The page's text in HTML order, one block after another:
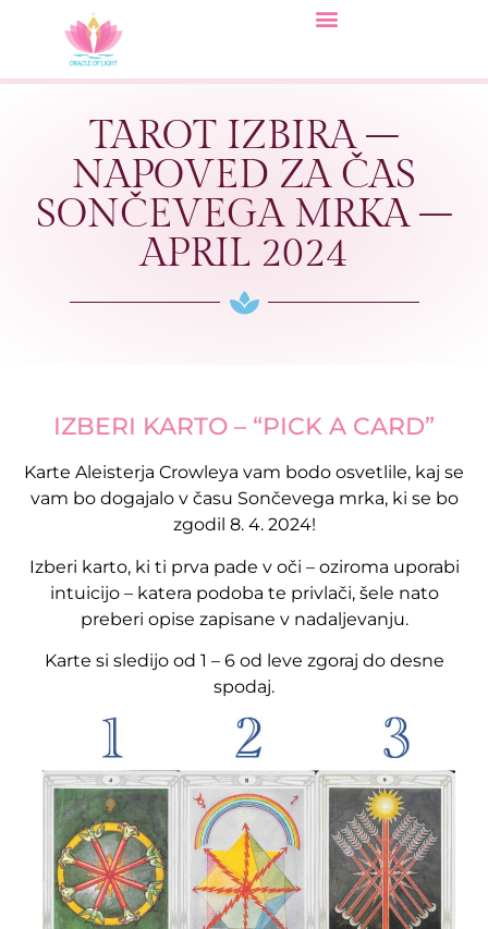
TAROT IZBIRA –
NAPOVED ZA ČAS
SONČEVEGA MRKA –
APRIL 2024
IZBERI KARTO – “PICK A CARD”
Karte Aleisterja Crowleya vam bodo osvetlile, kaj se
vam bo dogajalo v času Sončevega mrka, ki se bo
zgodil 8. 4. 2024!
Izberi karto, ki ti prva pade v oči – oziroma uporabi
intuicijo – katera podoba te privlači, šele nato
preberi opise zapisane v nadaljevanju.
Karte si sledijo od 1 – 6 od leve zgoraj do desne
spodaj.